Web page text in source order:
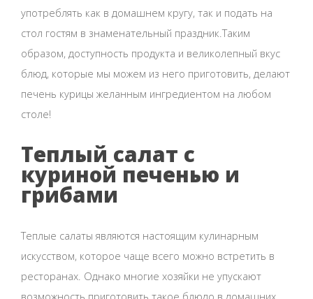
употреблять как в домашнем кругу, так и подать на
стол гостям в знаменательный праздник.Таким
образом, доступность продукта и великолепный вкус
блюд, которые мы можем из него приготовить, делают
печень курицы желанным ингредиентом на любом
столе!
Теплый салат с
куриной печенью и
грибами
Теплые салаты являются настоящим кулинарным
искусством, которое чаще всего можно встретить в
ресторанах. Однако многие хозяйки не упускают